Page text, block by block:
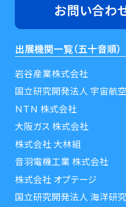
お問い合わ
出展機関一覧（五十音順）
岩谷産業株式会社
国立研究開発法人 宇宙航
ＮＴＮ 株式会社
大阪ガス 株式会社
株式会社 大林組
音羽電機工業 株式会社
株式会社 オプテージ
国立研究開発法人 海洋研